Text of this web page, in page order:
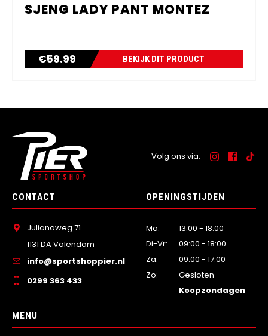
SJENG LADY PANT MONTEZ
€59.99 BEKIJK DIT PRODUCT
Volg ons via:
CONTACT
Julianaweg 71
1131 DA Volendam
info@sportshoppier.nl
0299 363 433
OPENINGSTIJDEN
Ma:
13:00 - 18:00
Di-Vr:
09:00 - 18:00
Za:
09:00 - 17:00
Zo:
Gesloten
Koopzondagen
MENU